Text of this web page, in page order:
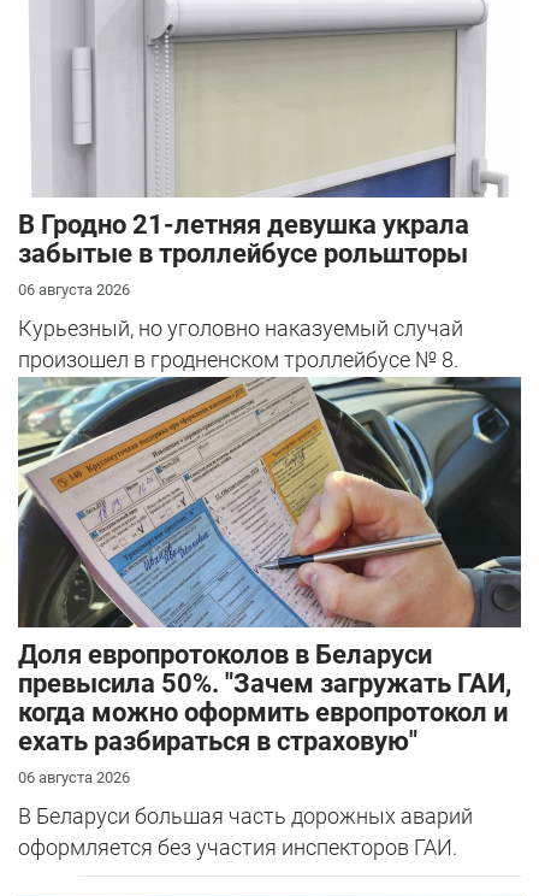
В Гродно 21-летняя девушка украла
забытые в троллейбусе рольшторы
06 августа 2026
Курьезный, но уголовно наказуемый случай
произошел в гродненском троллейбусе № 8.
Доля европротоколов в Беларуси
превысила 50%. "Зачем загружать ГАИ,
когда можно оформить европротокол и
ехать разбираться в страховую"
06 августа 2026
В Беларуси большая часть дорожных аварий
оформляется без участия инспекторов ГАИ.